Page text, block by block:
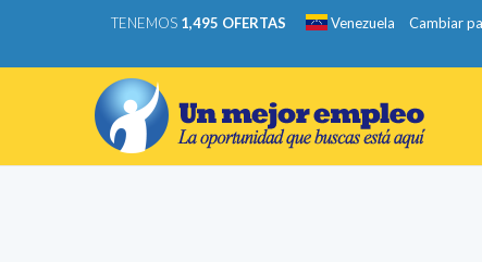
TENEMOS 1,495 OFERTAS Venezuela Cambiar